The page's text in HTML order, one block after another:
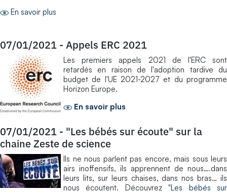
En savoir plus
07/01/2021 - Appels ERC 2021
Les premiers appels 2021 de l'ERC sont
retardés en raison de l'adoption tardive du
budget de l'UE 2021-2027 et du programme
Horizon Europe.
En savoir plus
07/01/2021 - "Les bébés sur écoute" sur la
chaine Zeste de science
Ils ne nous parlent pas encore, mais sous leurs
airs inoffensifs, ils apprennent de nous….dans
leurs lits, sur leurs chaises, dans nos bras… ils
nous écoutent. Découvrez "Les bébés sur